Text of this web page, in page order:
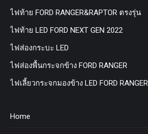
ไฟท้าย FORD RANGER&RAPTOR ตรงรุ่น
ไฟท้าย LED FORD NEXT GEN 2022
ไฟส่องกระบะ LED
ไฟส่องพื้นกระจกข้าง FORD RANGER
ไฟเลี้ยวกระจกมองข้าง LED FORD RANGER
Home